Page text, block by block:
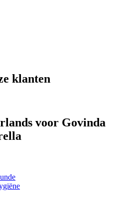
klanten
voor Govinda